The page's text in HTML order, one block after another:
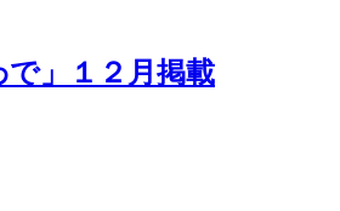
」１２月掲載